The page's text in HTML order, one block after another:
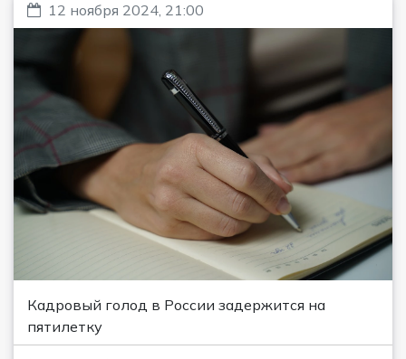
12 ноября 2024, 21:00
Кадровый голод в России задержится на
пятилетку